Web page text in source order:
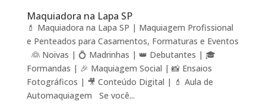
Maquiadora na Lapa SP
💄 Maquiadora na Lapa SP | Maquiagem Profissional
e Penteados para Casamentos, Formaturas e Eventos
👰 Noivas | 💍 Madrinhas | 👑 Debutantes | 🎓
Formandas | 🎉 Maquiagem Social | 📸 Ensaios
Fotográficos | 🎥 Conteúdo Digital | 💄 Aula de
Automaquiagem Se você...